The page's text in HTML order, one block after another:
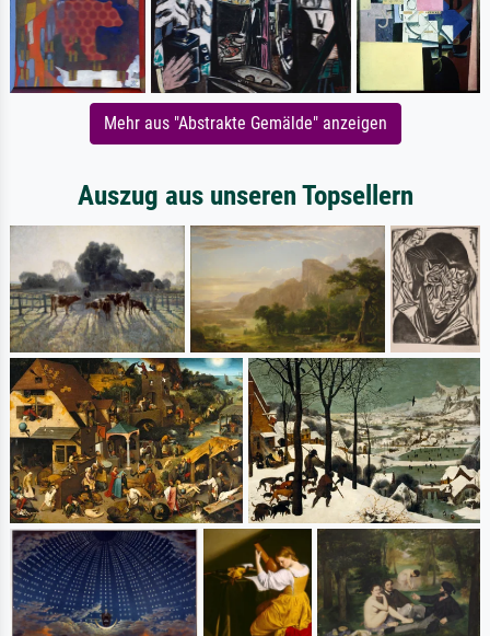
Mehr aus "Abstrakte Gemälde" anzeigen
Auszug aus unseren Topsellern